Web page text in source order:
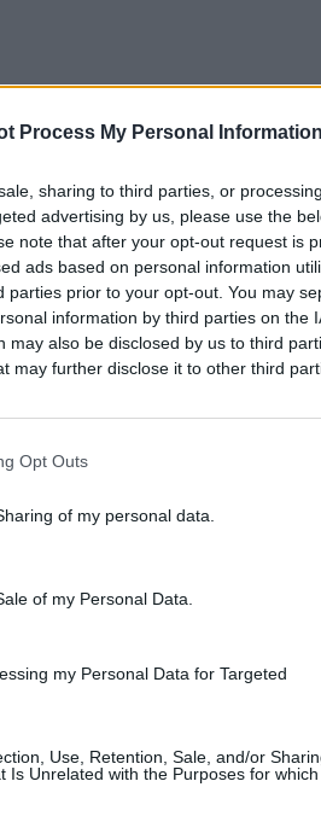
Process My Personal Information
sharing to third parties, or
advertising by us, please use the
note that after your opt-out request is
ads based on personal information
parties prior to your opt-out. You may
information by third parties on the
may also be disclosed by us to third
may further disclose it to other third
Opt Outs
of my personal data.
of my Personal Data.
my Personal Data for Targeted
Use, Retention, Sale, and/or
Is Unrelated with the Purposes for
alábbi pont: